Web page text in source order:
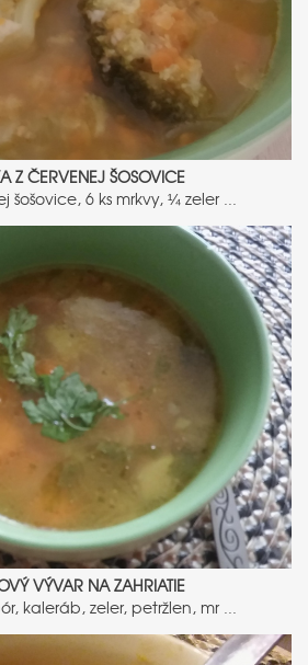
Z ČERVENEJ ŠOSOVICE
šošovice, 6 ks mrkvy, ¼ zeler ...
VÝVAR NA ZAHRIATIE
kaleráb, zeler, petržlen, mr ...